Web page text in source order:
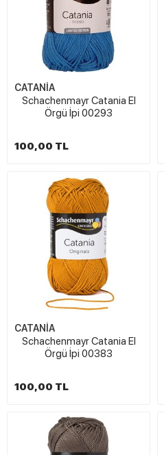
CATANİA
Schachenmayr Catania El
Örgü İpi 00293
100,00 TL
CATANİA
Schachenmayr Catania El
Örgü İpi 00383
100,00 TL